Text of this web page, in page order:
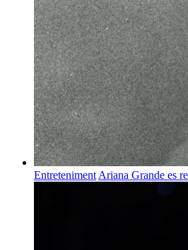
Entreteniment Ariana Grande es